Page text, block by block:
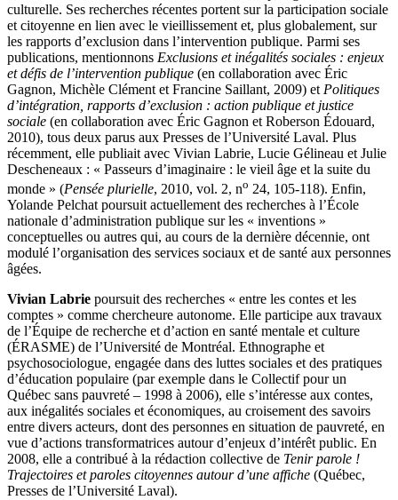
culturelle. Ses recherches récentes portent sur la participation sociale
et citoyenne en lien avec le vieillissement et, plus globalement, sur
les rapports d’exclusion dans l’intervention publique. Parmi ses
publications, mentionnons Exclusions et inégalités sociales : enjeux
et défis de l’intervention publique (en collaboration avec Éric
Gagnon, Michèle Clément et Francine Saillant, 2009) et Politiques
d’intégration, rapports d’exclusion : action publique et justice
sociale (en collaboration avec Éric Gagnon et Roberson Édouard,
2010), tous deux parus aux Presses de l’Université Laval. Plus
récemment, elle publiait avec Vivian Labrie, Lucie Gélineau et Julie
Descheneaux : « Passeurs d’imaginaire : le vieil âge et la suite du
monde » (Pensée plurielle, 2010, vol. 2, no 24, 105-118). Enfin,
Yolande Pelchat poursuit actuellement des recherches à l’École
nationale d’administration publique sur les « inventions »
conceptuelles ou autres qui, au cours de la dernière décennie, ont
modulé l’organisation des services sociaux et de santé aux personnes
âgées.
Vivian Labrie poursuit des recherches « entre les contes et les
comptes » comme chercheure autonome. Elle participe aux travaux
de l’Équipe de recherche et d’action en santé mentale et culture
(ÉRASME) de l’Université de Montréal. Ethnographe et
psychosociologue, engagée dans des luttes sociales et des pratiques
d’éducation populaire (par exemple dans le Collectif pour un
Québec sans pauvreté – 1998 à 2006), elle s’intéresse aux contes,
aux inégalités sociales et économiques, au croisement des savoirs
entre divers acteurs, dont des personnes en situation de pauvreté, en
vue d’actions transformatrices autour d’enjeux d’intérêt public. En
2008, elle a contribué à la rédaction collective de Tenir parole !
Trajectoires et paroles citoyennes autour d’une affiche (Québec,
Presses de l’Université Laval).